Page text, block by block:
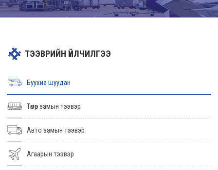
ТЭЭВРИЙН ҮЙЛЧИЛГЭЭ
Буухиа шуудан
Төмөр замын тээвэр
Авто замын тээвэр
Агаарын тээвэр